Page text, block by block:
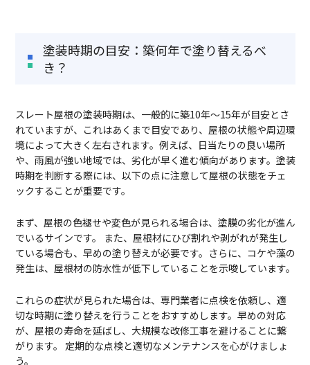
塗装時期の目安：築何年で塗り替えるべ
き？
スレート屋根の塗装時期は、一般的に築10年～15年が目安とさ
れていますが、これはあくまで目安であり、屋根の状態や周辺環
境によって大きく左右されます。例えば、日当たりの良い場所
や、雨風が強い地域では、劣化が早く進む傾向があります。塗装
時期を判断する際には、以下の点に注意して屋根の状態をチェ
ックすることが重要です。
まず、屋根の色褪せや変色が見られる場合は、塗膜の劣化が進ん
でいるサインです。 また、屋根材にひび割れや剥がれが発生し
ている場合も、早めの塗り替えが必要です。さらに、コケや藻の
発生は、屋根材の防水性が低下していることを示唆しています。
これらの症状が見られた場合は、専門業者に点検を依頼し、適
切な時期に塗り替えを行うことをおすすめします。早めの対応
が、屋根の寿命を延ばし、大規模な改修工事を避けることに繋
がります。 定期的な点検と適切なメンテナンスを心がけましょ
う。